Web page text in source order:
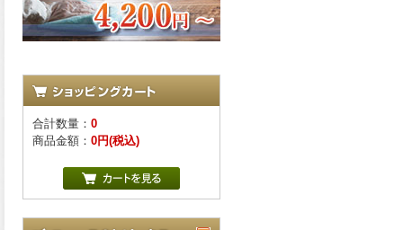
合計数量： 0
商品金額： 0円(税込)